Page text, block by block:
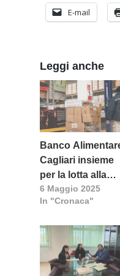
E-mail
Leggi anche
Banco
Cagliari insieme
per la lotta alla
povertà e allo
spreco alimentare
6 Maggio 2025
In "Cronaca"